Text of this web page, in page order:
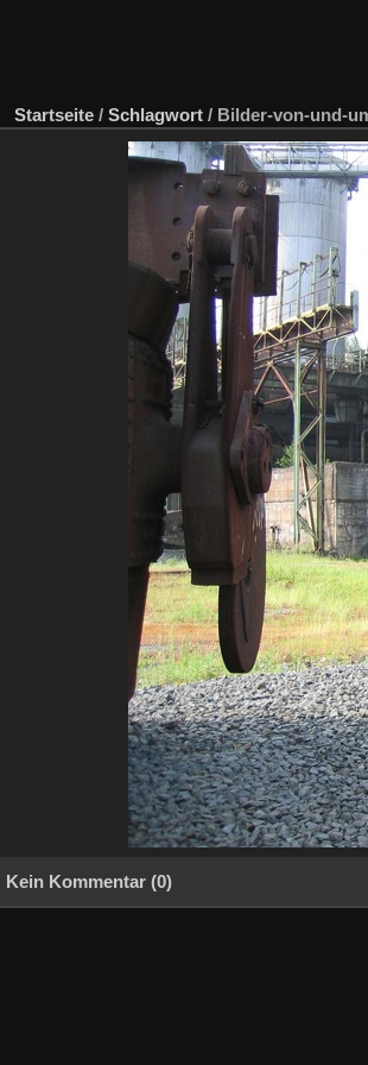
Startseite / Schlagwort / Bilder-von-und-
Kein Kommentar (0)